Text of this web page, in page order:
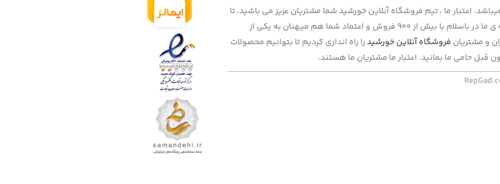
اعتبار ما ، تیم فروشگاه آنلاین خورشید شما مشتریان عزیز می باشید. تا
بحال فروش ما بصورت حضوری در دوشعبه و آنلاین در برنامه و سایت باسلام بود. غرفه ی ما در باسلام با بیش از 900 فروش و اعتماد شما هم میهنان به یکی از
و مشتریان فروشگاه آنلاین خورشیدرا راه اندازی کردیم تا بتوانیم محصولات
حامی ما بمانید. اعتبار ما مشتریان ما هستند.